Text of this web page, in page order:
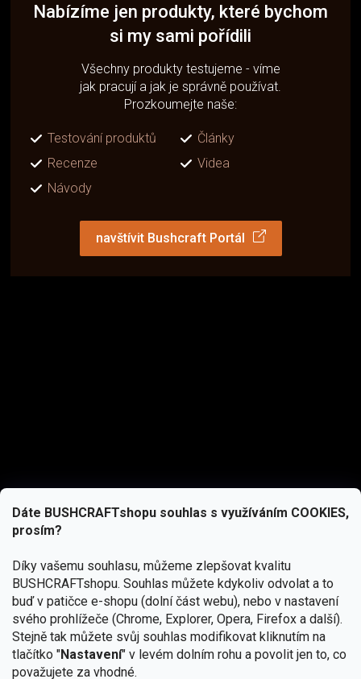
Dáte BUSHCRAFTshopu souhlas s využíváním COOKIES,
prosím?
Díky vašemu souhlasu, můžeme zlepšovat kvalitu
BUSHCRAFTshopu. Souhlas můžete kdykoliv odvolat a to
buď v patičce e-shopu (dolní část webu), nebo v nastavení
svého prohlížeče (Chrome, Explorer, Opera, Firefox a další).
Stejně tak můžete svůj souhlas modifikovat kliknutím na
tlačítko "Nastavení" v levém dolním rohu a povolit jen to, co
považujete za vhodné.
Nabízíme jen produkty, které bychom
si my sami pořídili
Všechny produkty testujeme - víme
jak pracují a jak je správně používat.
Prozkoumejte naše:
Testování produktů
Články
Recenze
Videa
Návody
navštívit Bushcraft Portál